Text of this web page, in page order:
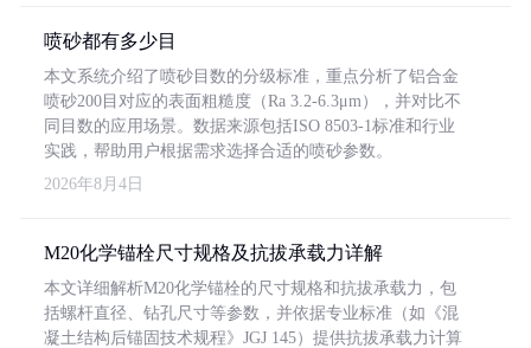
喷砂都有多少目
本文系统介绍了喷砂目数的分级标准，重点分析了铝合金
喷砂200目对应的表面粗糙度（Ra 3.2-6.3μm），并对比不
同目数的应用场景。数据来源包括ISO 8503-1标准和行业
实践，帮助用户根据需求选择合适的喷砂参数。
2026年8月4日
M20化学锚栓尺寸规格及抗拔承载力详解
本文详细解析M20化学锚栓的尺寸规格和抗拔承载力，包
括螺杆直径、钻孔尺寸等参数，并依据专业标准（如《混
凝土结构后锚固技术规程》JGJ 145）提供抗拔承载力计算